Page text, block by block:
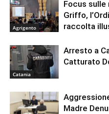
Agrigento
Focus sulle
Griffo,
raccolta
Catania
Arresto a
Catturato
Madre